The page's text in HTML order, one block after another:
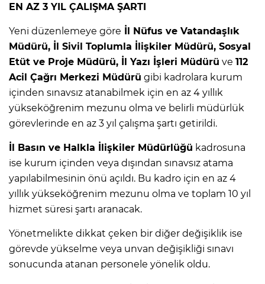
EN AZ 3 YIL ÇALIŞMA ŞARTI
Yeni düzenlemeye göre İl Nüfus ve Vatandaşlık
Müdürü, İl Sivil Toplumla İlişkiler Müdürü, Sosyal
Etüt ve Proje Müdürü, İl Yazı İşleri Müdürü ve 112
Acil Çağrı Merkezi Müdürü gibi kadrolara kurum
içinden sınavsız atanabilmek için en az 4 yıllık
yükseköğrenim mezunu olma ve belirli müdürlük
görevlerinde en az 3 yıl çalışma şartı getirildi.
İl Basın ve Halkla İlişkiler Müdürlüğü kadrosuna
ise kurum içinden veya dışından sınavsız atama
yapılabilmesinin önü açıldı. Bu kadro için en az 4
yıllık yükseköğrenim mezunu olma ve toplam 10 yıl
hizmet süresi şartı aranacak.
Yönetmelikte dikkat çeken bir diğer değişiklik ise
görevde yükselme veya unvan değişikliği sınavı
sonucunda atanan personele yönelik oldu.